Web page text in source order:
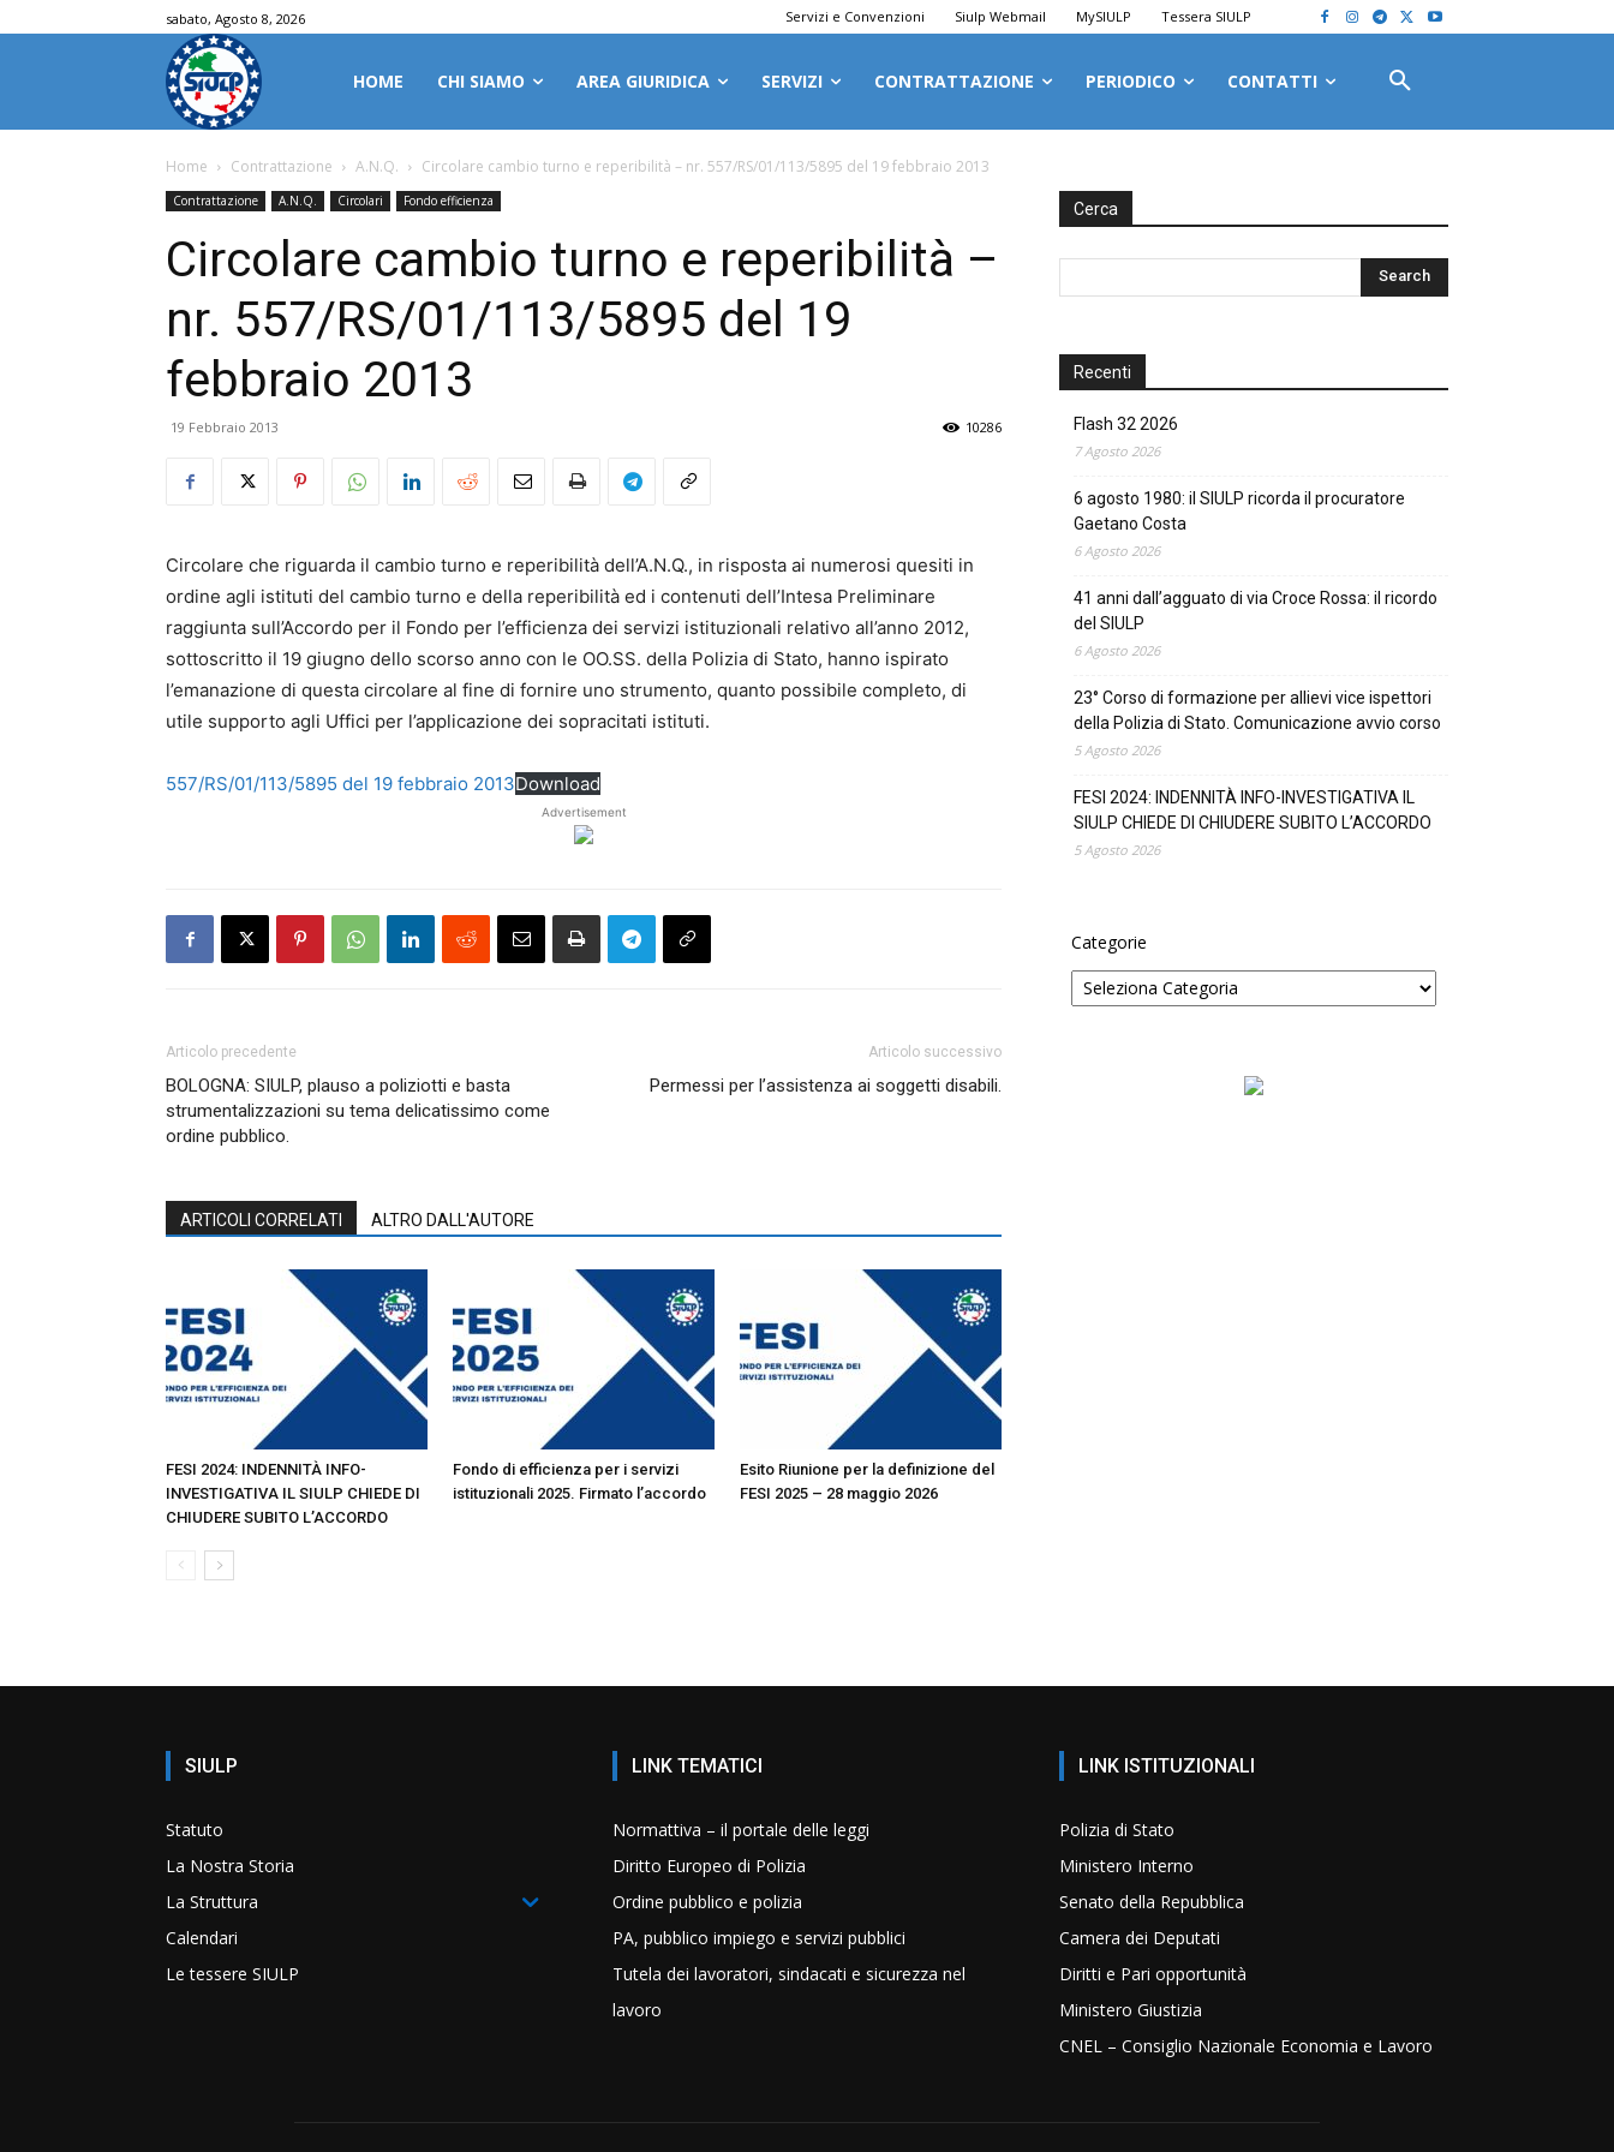
sabato, Agosto 8, 2026 Servizi e Convenzioni Siulp Webmail MySIULP Tessera SIULP
HOME CHI SIAMO AREA GIURIDICA SERVIZI CONTRATTAZIONE PERIODICO CONTATTI
Home Contrattazione A.N.Q. Circolare cambio turno e reperibilità – nr. 557/RS/01/113/5895 del 19 febbraio 2013
Contrattazione A.N.Q. Circolari Fondo efficienza
Circolare cambio turno e reperibilità –
nr. 557/RS/01/113/5895 del 19
febbraio 2013
19 Febbraio 2013 10286
Circolare che riguarda il cambio turno e reperibilità dell’A.N.Q., in risposta ai numerosi quesiti in
ordine agli istituti del cambio turno e della reperibilità ed i contenuti dell’Intesa Preliminare
raggiunta sull’Accordo per il Fondo per l’efficienza dei servizi istituzionali relativo all’anno 2012,
sottoscritto il 19 giugno dello scorso anno con le OO.SS. della Polizia di Stato, hanno ispirato
l’emanazione di questa circolare al fine di fornire uno strumento, quanto possibile completo, di
utile supporto agli Uffici per l’applicazione dei sopracitati istituti.
557/RS/01/113/5895 del 19 febbraio 2013Download
Advertisement
Articolo precedente
BOLOGNA: SIULP, plauso a poliziotti e basta
strumentalizzazioni su tema delicatissimo come
ordine pubblico.
Articolo successivo
Permessi per l’assistenza ai soggetti disabili.
ARTICOLI CORRELATI ALTRO DALL'AUTORE
FESI 2024: INDENNITÀ INFO-
INVESTIGATIVA IL SIULP CHIEDE DI
CHIUDERE SUBITO L’ACCORDO
Fondo di efficienza per i servizi
istituzionali 2025. Firmato l’accordo
Esito Riunione per la definizione del
FESI 2025 – 28 maggio 2026
Cerca
Recenti
Flash 32 2026
7 Agosto 2026
6 agosto 1980: il SIULP ricorda il procuratore
Gaetano Costa
6 Agosto 2026
41 anni dall’agguato di via Croce Rossa: il ricordo
del SIULP
6 Agosto 2026
23° Corso di formazione per allievi vice ispettori
della Polizia di Stato. Comunicazione avvio corso
5 Agosto 2026
FESI 2024: INDENNITÀ INFO-INVESTIGATIVA IL
SIULP CHIEDE DI CHIUDERE SUBITO L’ACCORDO
5 Agosto 2026
Categorie
SIULP
Statuto
La Nostra Storia
La Struttura
Calendari
Le tessere SIULP
LINK TEMATICI
Normattiva – il portale delle leggi
Diritto Europeo di Polizia
Ordine pubblico e polizia
PA, pubblico impiego e servizi pubblici
Tutela dei lavoratori, sindacati e sicurezza nel
lavoro
LINK ISTITUZIONALI
Polizia di Stato
Ministero Interno
Senato della Repubblica
Camera dei Deputati
Diritti e Pari opportunità
Ministero Giustizia
CNEL – Consiglio Nazionale Economia e Lavoro